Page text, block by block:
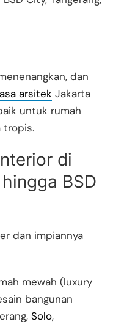
dan
arsitek Jakarta
untuk rumah
tropis.
di
BSD
dan impiannya
mewah (luxury
bangunan
Solo,